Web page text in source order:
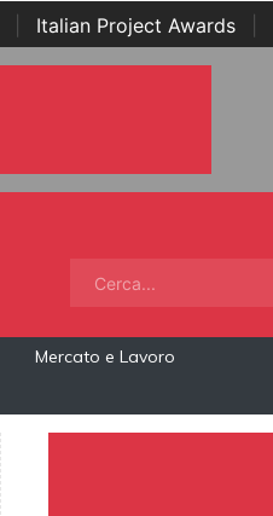
Italian Project Awards
Mercato e Lavoro